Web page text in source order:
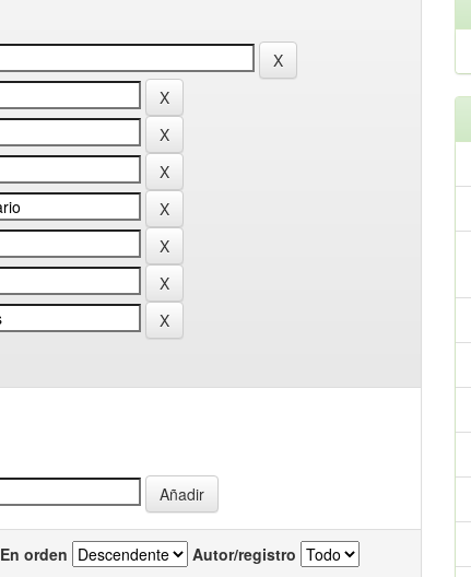
En orden Autor/registro